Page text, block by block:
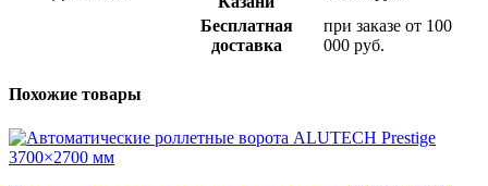
Бесплатная
доставка
при заказе от 100
000 руб.
Похожие товары